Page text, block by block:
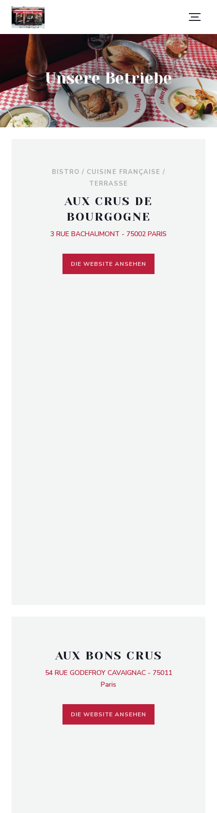
Unsere Betriebe
BISTRO / CUISINE FRANÇAISE /
TERRASSE
AUX CRUS DE
BOURGOGNE
3 RUE BACHAUMONT - 75002 PARIS
DIE WEBSITE ANSEHEN
AUX BONS CRUS
54 RUE GODEFROY CAVAIGNAC - 75011
Paris
DIE WEBSITE ANSEHEN